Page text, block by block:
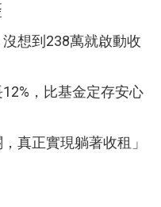
沒想到238萬就啟動收
，比基金定存安心
真正實現躺著收租」